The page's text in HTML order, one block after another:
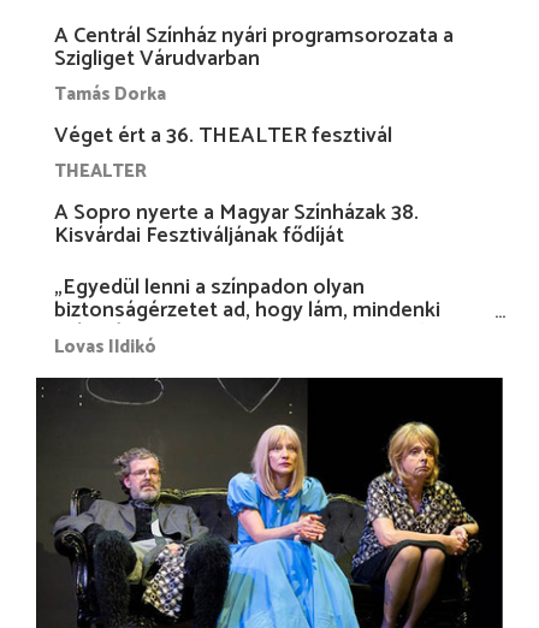
A Centrál Színház nyári programsorozata a
Szigliget Várudvarban
Tamás Dorka
Véget ért a 36. THEALTER fesztivál
THEALTER
A Sopro nyerte a Magyar Színházak 38.
Kisvárdai Fesztiváljának fődíját
„Egyedül lenni a színpadon olyan
biztonságérzetet ad, hogy lám, mindenki
más nélkül is megvagyok magammal…”
Lovas Ildikó